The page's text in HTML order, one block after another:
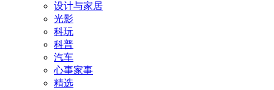
设计与家居
光影
科玩
科普
汽车
心事家事
精选